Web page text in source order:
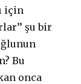
için
şu bir
Bu
onca